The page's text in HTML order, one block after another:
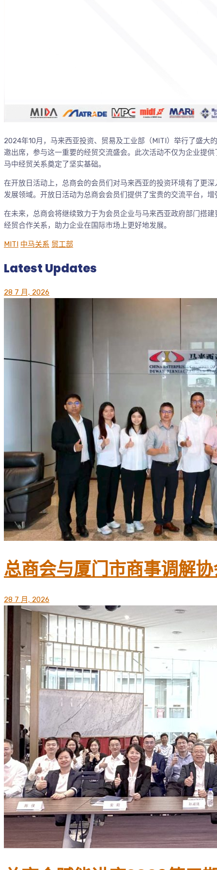
2024年10月，马来西亚投资、贸易及工业部（MITI）举行了盛大
邀出席，参与这一重要的经贸交流盛会。此次活动不仅为企业提
马中经贸关系奠定了坚实基础。
在开放日活动上，总商会的会员们对马来西亚的投资环境有了更
发展领域。开放日活动为总商会会员们提供了宝贵的交流平台，
在未来，总商会将继续致力于为会员企业与马来西亚政府部门搭
经贸合作关系，助力企业在国际市场上更好地发展。
MITI 中马关系 贸工部
Latest Updates
28 7 月, 2026
总商会与厦门市商事调解
28 7 月, 2026